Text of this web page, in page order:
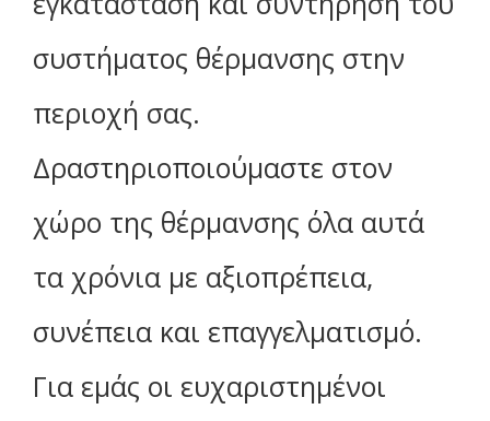
συστήματος θέρμανσης στην
περιοχή σας.
Δραστηριοποιούμαστε στον
χώρο της θέρμανσης όλα αυτά
τα χρόνια με αξιοπρέπεια,
συνέπεια και επαγγελματισμό.
Για εμάς οι ευχαριστημένοι